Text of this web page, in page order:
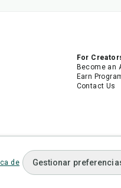
For
Become an
Earn
Contact Us
de
Gestionar